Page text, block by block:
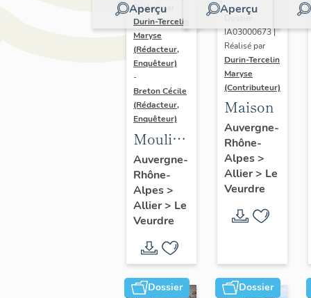
Aperçu
Réalisé par
Durin-Tercelin
Maryse
(Rédacteur,
Enquêteur)
-
Breton Cécile
(Rédacteur,
Enquêteur)
Moulin-
ferme
dit
moulin
Barat
Auvergne-
Rhône-
Alpes>
Allier> Le
Veurdre
Aperçu
Dossier
IA03000673 |
Réalisé par
Durin-Tercelin
Maryse
(Contributeur)
Maison
Auvergne-
Rhône-
Alpes>
Allier> Le
Veurdre
Dossier Dossier